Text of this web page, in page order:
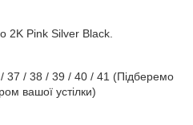
2K Pink Silver Black.
37 / 38 / 39 / 40 / 41 (Підберемо
вашої устілки)